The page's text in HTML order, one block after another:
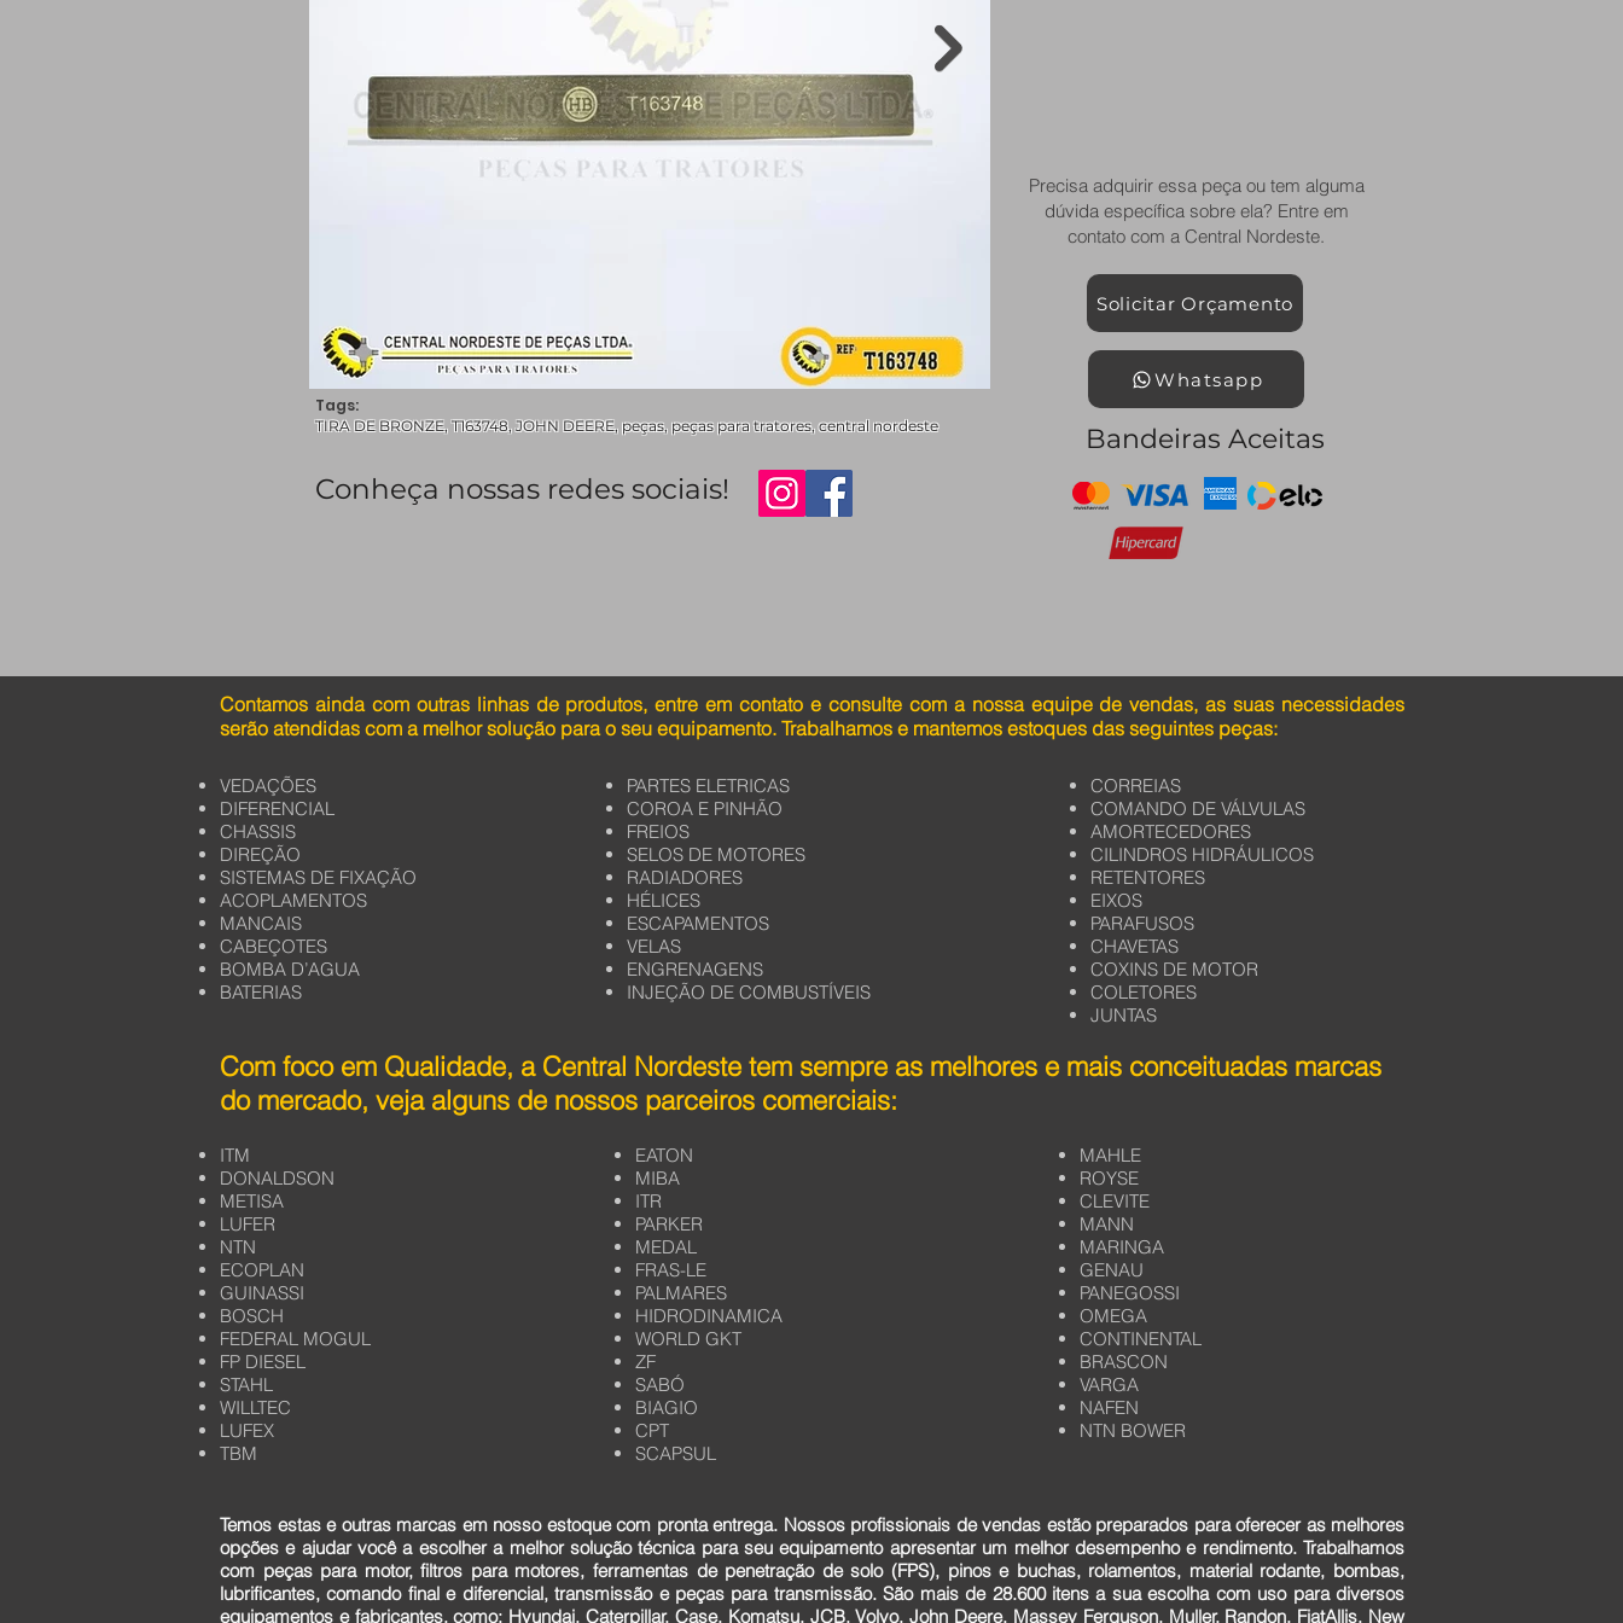
Precisa adquirir essa peça ou tem alguma
dúvida específica sobre ela? Entre em
contato com a Central Nordeste.
Solicitar Orçamento
Whatsapp
Bandeiras Aceitas
TIRA DE BRONZE, T163748, JOHN DEERE, peças, peças para tratores, central nordeste
Conheça nossas redes sociais!
Tags:
Contamos ainda com outras linhas de produtos, entre em contato e consulte com a nossa equipe de vendas, as suas necessidades
serão atendidas com a melhor solução para o seu equipamento. Trabalhamos e mantemos estoques das seguintes peças:
VEDAÇÕES
DIFERENCIAL
CHASSIS
DIREÇÃO
SISTEMAS DE FIXAÇÃO
ACOPLAMENTOS
MANCAIS
CABEÇOTES
BOMBA D’AGUA
BATERIAS
PARTES ELETRICAS
COROA E PINHÃO
FREIOS
SELOS DE MOTORES
RADIADORES
HÉLICES
ESCAPAMENTOS
VELAS
ENGRENAGENS
INJEÇÃO DE COMBUSTÍVEIS
CORREIAS
COMANDO DE VÁLVULAS
AMORTECEDORES
CILINDROS HIDRÁULICOS
RETENTORES
EIXOS
PARAFUSOS
CHAVETAS
COXINS DE MOTOR
COLETORES
JUNTAS
Com foco em Qualidade, a Central Nordeste tem sempre as melhores e mais conceituadas marcas
do mercado, veja alguns de nossos parceiros comerciais:
ITM
DONALDSON
METISA
LUFER
NTN
ECOPLAN
GUINASSI
BOSCH
FEDERAL MOGUL
FP DIESEL
STAHL
WILLTEC
LUFEX
TBM
EATON
MIBA
ITR
PARKER
MEDAL
FRAS-LE
PALMARES
HIDRODINAMICA
WORLD GKT
ZF
SABÓ
BIAGIO
CPT
SCAPSUL
MAHLE
ROYSE
CLEVITE
MANN
MARINGA
GENAU
PANEGOSSI
OMEGA
CONTINENTAL
BRASCON
VARGA
NAFEN
NTN BOWER
Temos estas e outras marcas em nosso estoque com pronta entrega. Nossos profissionais de vendas estão preparados para oferecer as melhores
opções e ajudar você a escolher a melhor solução técnica para seu equipamento apresentar um melhor desempenho e rendimento. Trabalhamos
com peças para motor, filtros para motores, ferramentas de penetração de solo (FPS), pinos e buchas, rolamentos, material rodante, bombas,
lubrificantes, comando final e diferencial, transmissão e peças para transmissão. São mais de 28.600 itens a sua escolha com uso para diversos
equipamentos e fabricantes, como: Hyundai, Caterpillar, Case, Komatsu, JCB, Volvo, John Deere, Massey Ferguson, Muller, Randon, FiatAllis, New